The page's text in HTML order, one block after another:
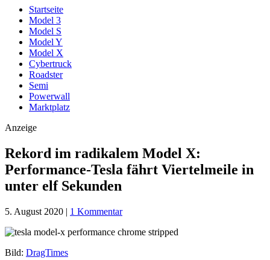
Startseite
Model 3
Model S
Model Y
Model X
Cybertruck
Roadster
Semi
Powerwall
Marktplatz
Anzeige
Rekord im radikalem Model X:
Performance-Tesla fährt Viertelmeile in
unter elf Sekunden
5. August 2020 | 1 Kommentar
Bild: DragTimes